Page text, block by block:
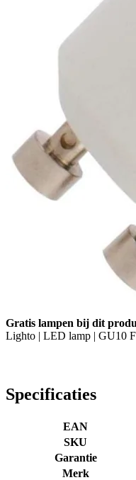
Gratis lampen bij dit
Lighto | LED lamp | GU10
Specificaties
EAN
SKU
Garantie
Merk